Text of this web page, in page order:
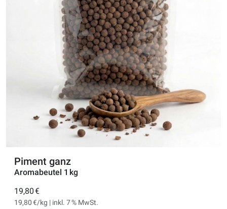
Piment ganz
Aromabeutel 1 kg
19,80 €
19,80 €/kg | inkl. 7 % MwSt.